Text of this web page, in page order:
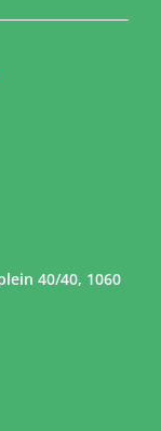
40/40, 1060